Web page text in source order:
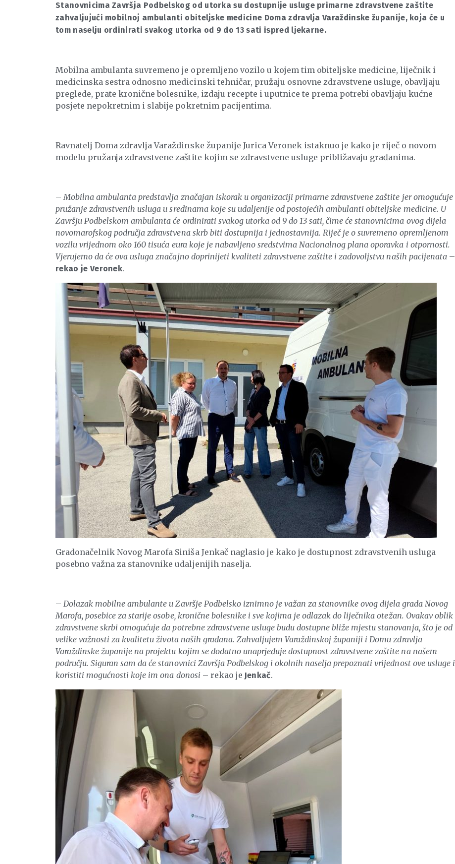
Stanovnicima Završja Podbelskog od utorka su dostupnije usluge primarne zdravstvene zaštite
zahvaljujući mobilnoj ambulanti obiteljske medicine Doma zdravlja Varaždinske županije, koja će u
tom naselju ordinirati svakog utorka od 9 do 13 sati ispred ljekarne.
Mobilna ambulanta suvremeno je opremljeno vozilo u kojem tim obiteljske medicine, liječnik i
medicinska sestra odnosno medicinski tehničar, pružaju osnovne zdravstvene usluge, obavljaju
preglede, prate kronične bolesnike, izdaju recepte i uputnice te prema potrebi obavljaju kućne
posjete nepokretnim i slabije pokretnim pacijentima.
Ravnatelj Doma zdravlja Varaždinske županije Jurica Veronek istaknuo je kako je riječ o novom
modelu pružanja zdravstvene zaštite kojim se zdravstvene usluge približavaju građanima.
–Mobilna ambulanta predstavlja značajan iskorak u organizaciji primarne zdravstvene zaštite jer omogućuje
pružanje zdravstvenih usluga u sredinama koje su udaljenije od postojećih ambulanti obiteljske medicine. U
Završju Podbelskom ambulanta će ordinirati svakog utorka od 9 do 13 sati, čime će stanovnicima ovog dijela
novomarofskog područja zdravstvena skrb biti dostupnija i jednostavnija. Riječ je o suvremeno opremljenom
vozilu vrijednom oko 160 tisuća eura koje je nabavljeno sredstvima Nacionalnog plana oporavka i otpornosti.
Vjerujemo da će ova usluga značajno doprinijeti kvaliteti zdravstvene zaštite i zadovoljstvu naših pacijenata–
rekao je Veronek.
Gradonačelnik Novog Marofa Siniša Jenkač naglasio je kako je dostupnost zdravstvenih usluga
posebno važna za stanovnike udaljenijih naselja.
–Dolazak mobilne ambulante u Završje Podbelsko iznimno je važan za stanovnike ovog dijela grada Novog
Marofa, posebice za starije osobe, kronične bolesnike i sve kojima je odlazak do liječnika otežan. Ovakav oblik
zdravstvene skrbi omogućuje da potrebne zdravstvene usluge budu dostupne bliže mjestu stanovanja, što je od
velike važnosti za kvalitetu života naših građana. Zahvaljujem Varaždinskoj županiji i Domu zdravlja
Varaždinske županije na projektu kojim se dodatno unaprjeđuje dostupnost zdravstvene zaštite na našem
području. Siguran sam da će stanovnici Završja Podbelskog i okolnih naselja prepoznati vrijednost ove usluge i
koristiti mogućnosti koje im ona donosi – rekao je Jenkač.